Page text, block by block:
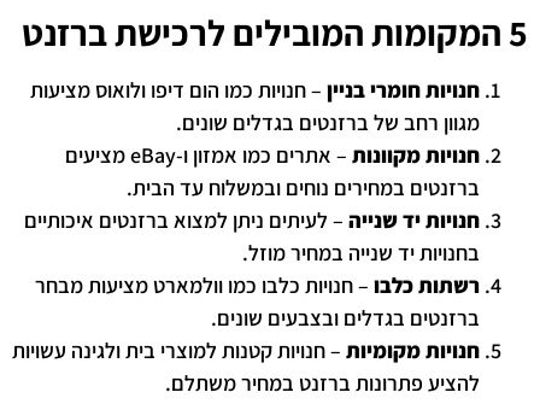
5 המקומות המובילים לרכישת ברזנט
חנויות חומרי בניין – חנויות כמו הום דיפו ולואוס מציעות
מגוון רחב של ברזנטים בגדלים שונים.
חנויות מקוונות
– אתרים כמו אמזון ו-eBay מציעים
ברזנטים במחירים נוחים ובמשלוח עד הבית.
חנויות יד שנייה – לעיתים ניתן למצוא ברזנטים איכותיים
בחנויות יד שנייה במחיר מוזל.
רשתות כלבו – חנויות כלבו כמו וולמארט מציעות מבחר
ברזנטים בגדלים ובצבעים שונים.
חנויות מקומיות – חנויות קטנות למוצרי בית ולגינה עשויות
להציע פתרונות ברזנט במחיר משתלם.